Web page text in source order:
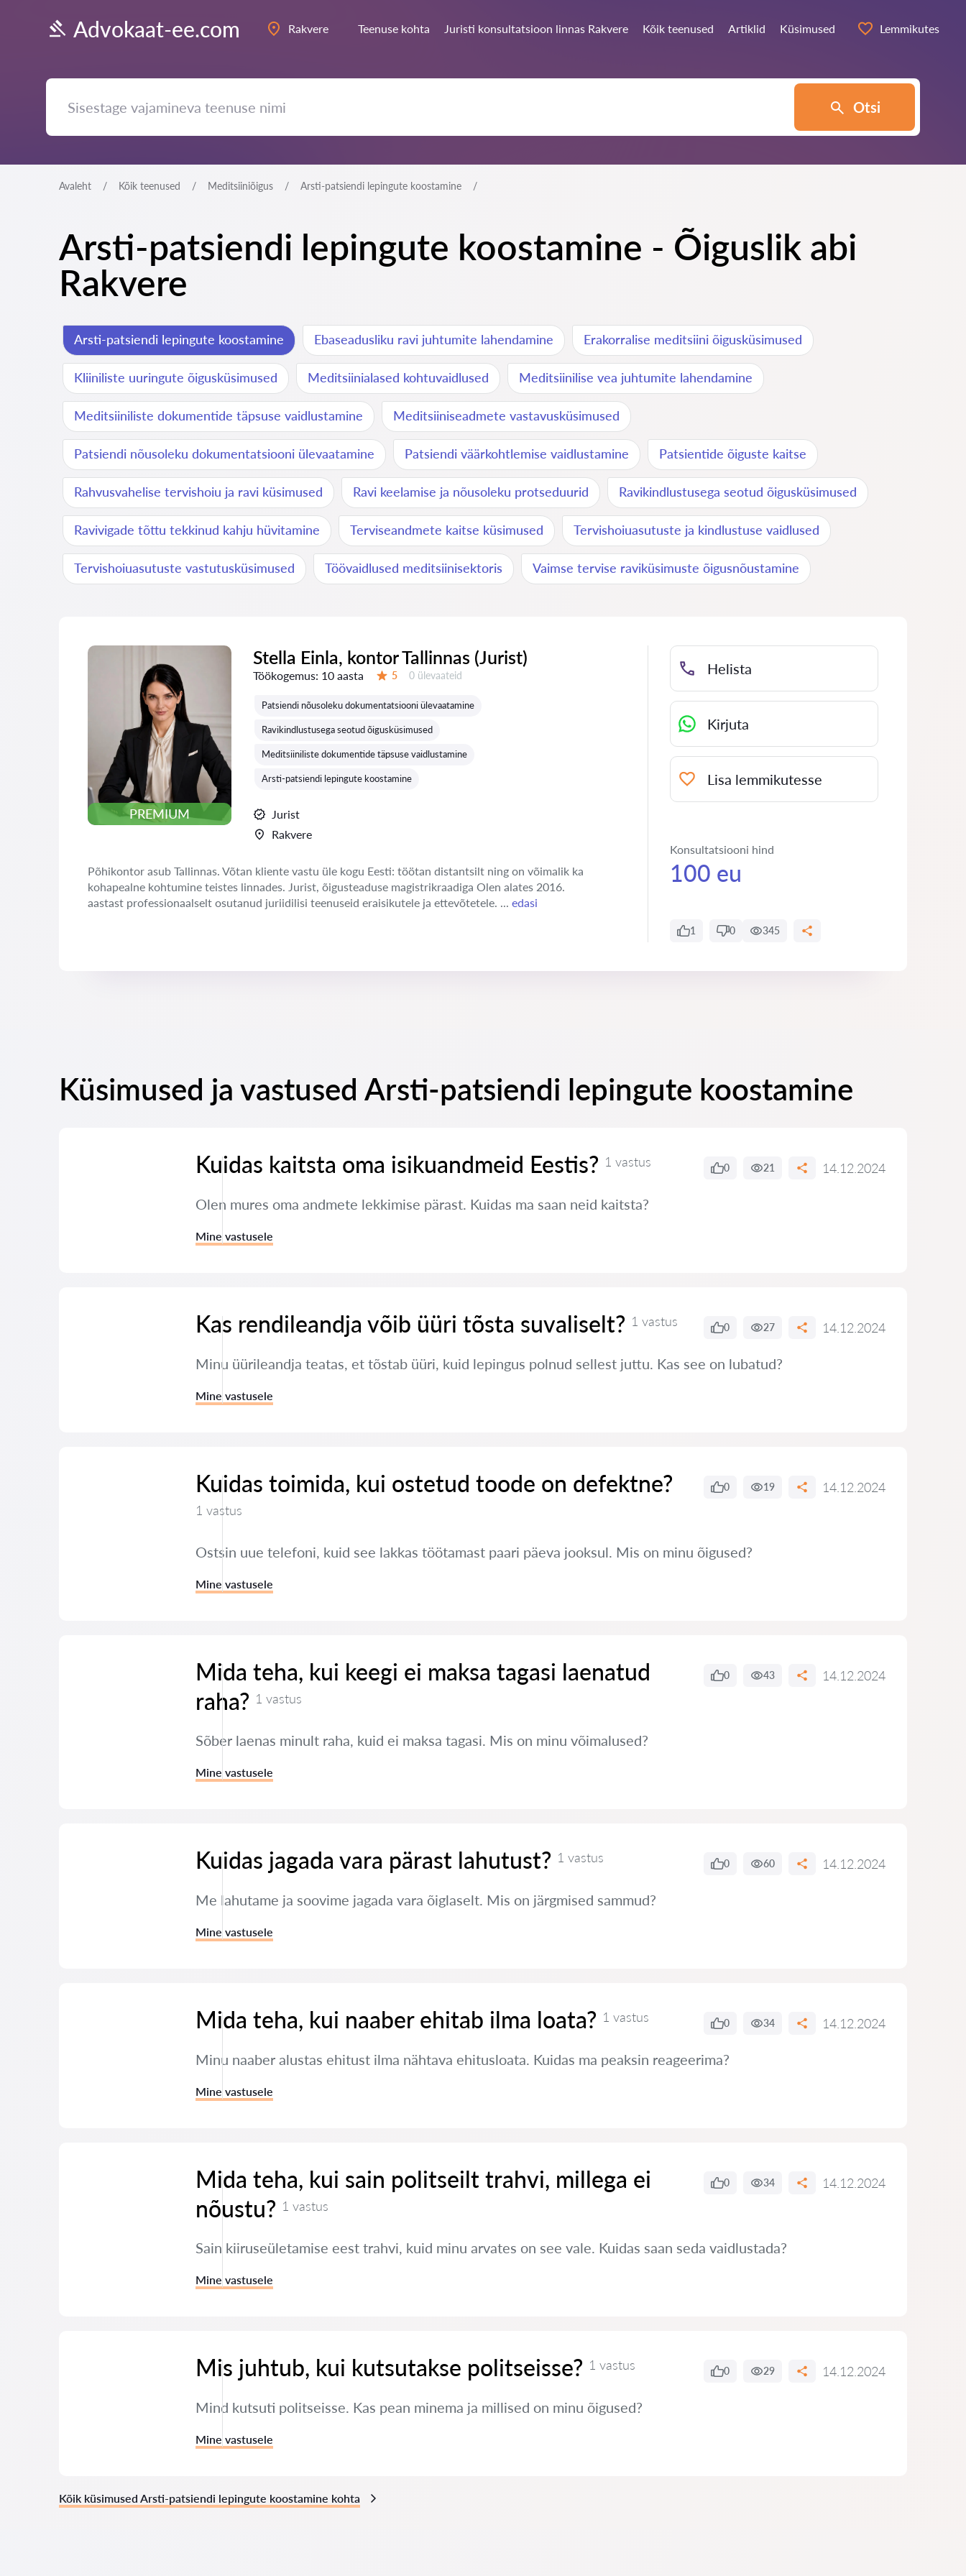
Advokaat-ee.com Rakvere Teenuse kohta Juristi konsultatsioon linnas Rakvere Kõik teenused Artiklid Küsimused Lemmikutes
Otsi
Avaleht Kõik teenused Meditsiiniõigus Arsti-patsiendi lepingute koostamine
Arsti-patsiendi lepingute koostamine - Õiguslik abi
Rakvere
Arsti-patsiendi lepingute koostamine Ebaseadusliku ravi juhtumite lahendamine Erakorralise meditsiini õigusküsimused
Kliiniliste uuringute õigusküsimused Meditsiinialased kohtuvaidlused Meditsiinilise vea juhtumite lahendamine
Meditsiiniliste dokumentide täpsuse vaidlustamine Meditsiiniseadmete vastavusküsimused
Patsiendi nõusoleku dokumentatsiooni ülevaatamine Patsiendi väärkohtlemise vaidlustamine Patsientide õiguste kaitse
Rahvusvahelise tervishoiu ja ravi küsimused Ravi keelamise ja nõusoleku protseduurid Ravikindlustusega seotud õigusküsimused
Ravivigade tõttu tekkinud kahju hüvitamine Terviseandmete kaitse küsimused Tervishoiuasutuste ja kindlustuse vaidlused
Tervishoiuasutuste vastutusküsimused Töövaidlused meditsiinisektoris Vaimse tervise raviküsimuste õigusnõustamine
PREMIUM
Stella Einla, kontor Tallinnas (Jurist)
Töökogemus: 10 aasta 5 Ülevaateid:
0 ülevaateid
Patsiendi nõusoleku dokumentatsiooni ülevaatamine
Ravikindlustusega seotud õigusküsimused
Meditsiiniliste dokumentide täpsuse vaidlustamine
Arsti-patsiendi lepingute koostamine
Jurist
Rakvere
Põhikontor asub Tallinnas. Võtan kliente vastu üle kogu Eesti: töötan distantsilt ning on võimalik ka
kohapealne kohtumine teistes linnades. Jurist, õigusteaduse magistrikraadiga Olen alates 2016.
aastast professionaalselt osutanud juriidilisi teenuseid eraisikutele ja ettevõtetele. ... edasi
Helista
Kirjuta
Lisa lemmikutesse
Konsultatsiooni hind
100 eu
1 0 345
Küsimused ja vastused Arsti-patsiendi lepingute koostamine
Kuidas kaitsta oma isikuandmeid Eestis? 1 vastus 0 21 14.12.2024
Olen mures oma andmete lekkimise pärast. Kuidas ma saan neid kaitsta?
Mine vastusele
Kas rendileandja võib üüri tõsta suvaliselt? 1 vastus 0 27 14.12.2024
Minu üürileandja teatas, et tõstab üüri, kuid lepingus polnud sellest juttu. Kas see on lubatud?
Mine vastusele
Kuidas toimida, kui ostetud toode on defektne?
1 vastus
0 19 14.12.2024
Ostsin uue telefoni, kuid see lakkas töötamast paari päeva jooksul. Mis on minu õigused?
Mine vastusele
Mida teha, kui keegi ei maksa tagasi laenatud
raha? 1 vastus
0 43 14.12.2024
Sõber laenas minult raha, kuid ei maksa tagasi. Mis on minu võimalused?
Mine vastusele
Kuidas jagada vara pärast lahutust? 1 vastus 0 60 14.12.2024
Me lahutame ja soovime jagada vara õiglaselt. Mis on järgmised sammud?
Mine vastusele
Mida teha, kui naaber ehitab ilma loata? 1 vastus 0 34 14.12.2024
Minu naaber alustas ehitust ilma nähtava ehitusloata. Kuidas ma peaksin reageerima?
Mine vastusele
Mida teha, kui sain politseilt trahvi, millega ei
nõustu? 1 vastus
0 34 14.12.2024
Sain kiiruseületamise eest trahvi, kuid minu arvates on see vale. Kuidas saan seda vaidlustada?
Mine vastusele
Mis juhtub, kui kutsutakse politseisse? 1 vastus 0 29 14.12.2024
Mind kutsuti politseisse. Kas pean minema ja millised on minu õigused?
Mine vastusele
Kõik küsimused Arsti-patsiendi lepingute koostamine kohta